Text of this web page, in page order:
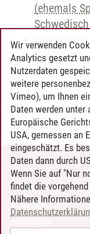
(ehemals
Timo Leder/30.06.2024
KONTAKT
LEUPHANA ALS
INTRANET
Wir verwenden
Analytics gesetzt
Nutzerdaten
weitere
Vimeo), um Ihnen
Daten werden unter
Europäische
USA, gemessen an
eingeschätzt. Es
Daten dann durch
Wenn Sie auf "Nur
findet die
Nähere